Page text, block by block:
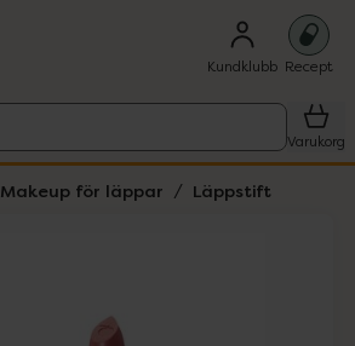
Kundklubb Recept
Varukorg
Makeup för läppar Läppstift